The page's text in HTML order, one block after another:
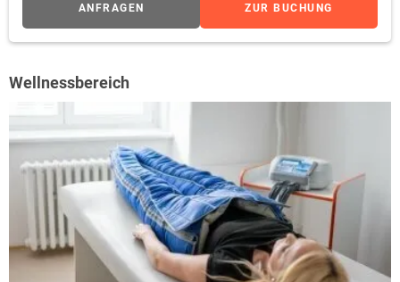
ANFRAGEN ZUR BUCHUNG
Wellnessbereich